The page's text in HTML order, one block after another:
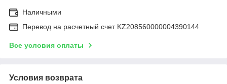
Наличными
Перевод на расчетный счет KZ208560000004390144
Все условия оплаты
Условия возврата